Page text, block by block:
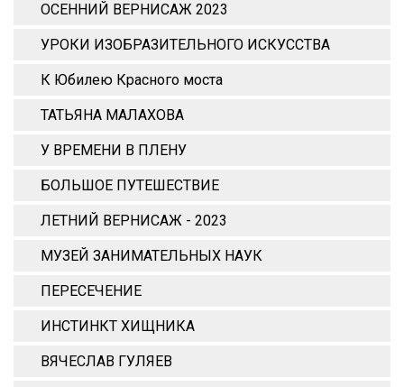
ОСЕННИЙ ВЕРНИСАЖ 2023
УРОКИ ИЗОБРАЗИТЕЛЬНОГО ИСКУССТВА
К Юбилею Красного моста
ТАТЬЯНА МАЛАХОВА
У ВРЕМЕНИ В ПЛЕНУ
БОЛЬШОЕ ПУТЕШЕСТВИЕ
ЛЕТНИЙ ВЕРНИСАЖ - 2023
МУЗЕЙ ЗАНИМАТЕЛЬНЫХ НАУК
ПЕРЕСЕЧЕНИЕ
ИНСТИНКТ ХИЩНИКА
ВЯЧЕСЛАВ ГУЛЯЕВ